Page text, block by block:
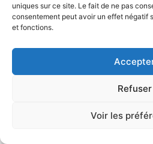
uniques sur ce site. Le fait de ne pas
consentement peut avoir un effet négatif
et fonctions.
Refuser
Voir les